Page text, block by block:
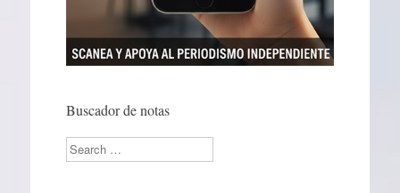
Buscador de notas
Search